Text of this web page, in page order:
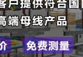
郭先生 咨询了报价7分
周先生 咨询了报价10
王先生 咨询了报价1秒
徐女士 咨询了报价5秒